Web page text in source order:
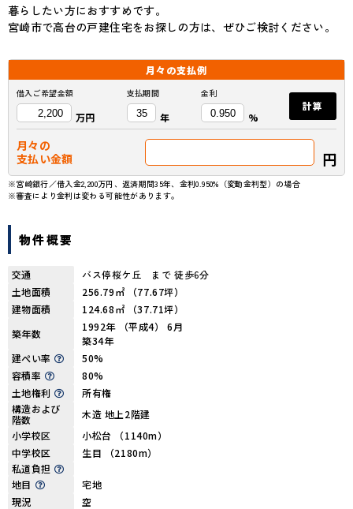
暮らしたい方におすすめです。
宮崎市で高台の戸建住宅をお探しの方は、ぜひご検討ください。
月々の支払例
借入ご希望金額
万円
支払期間
年
金利
%
計算
月々の
支払い金額
円
※宮崎銀行／借入金2,200万円、返済期間35年、金利0.950%（変動金利型）の場合
※審査により金利は変わる可能性があります。
物件概要
交通
バス停桜ケ丘 まで 徒歩6分
土地面積
256.79㎡ （77.67坪）
建物面積
124.68㎡ （37.71坪）
築年数
1992年 （平成4） 6月
築34年
建ぺい率
50%
容積率
80%
土地権利
所有権
構造および
階数
木造 地上2階建
小学校区
小松台 （1140m）
中学校区
生目 （2180m）
私道負担
地目
宅地
現況
空